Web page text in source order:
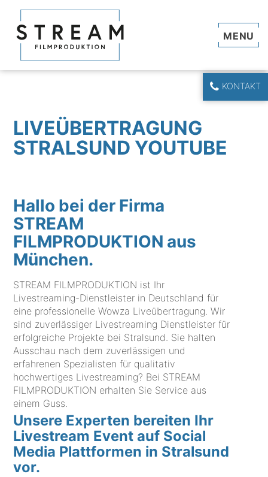
KONTAKT
LIVEÜBERTRAGUNG
STRALSUND YOUTUBE
Hallo bei der Firma
STREAM
FILMPRODUKTION aus
München.
STREAM FILMPRODUKTION ist Ihr
Livestreaming-Dienstleister in Deutschland für
eine professionelle Wowza Liveübertragung. Wir
sind zuverlässiger Livestreaming Dienstleister für
erfolgreiche Projekte bei Stralsund. Sie halten
Ausschau nach dem zuverlässigen und
erfahrenen Spezialisten für qualitativ
hochwertiges Livestreaming? Bei STREAM
FILMPRODUKTION erhalten Sie Service aus
einem Guss.
Unsere Experten bereiten Ihr
Livestream Event auf Social
Media Plattformen in Stralsund
vor.